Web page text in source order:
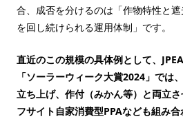
合、成否を分けるのは「作物特性と
を回し続けられる運用体制」です。
直近のこの規模の具体例として、
「ソーラーウィーク大賞2024」では
立ち上げ、作付（みかん等）と両立
フサイト自家消費型PPAなども組み